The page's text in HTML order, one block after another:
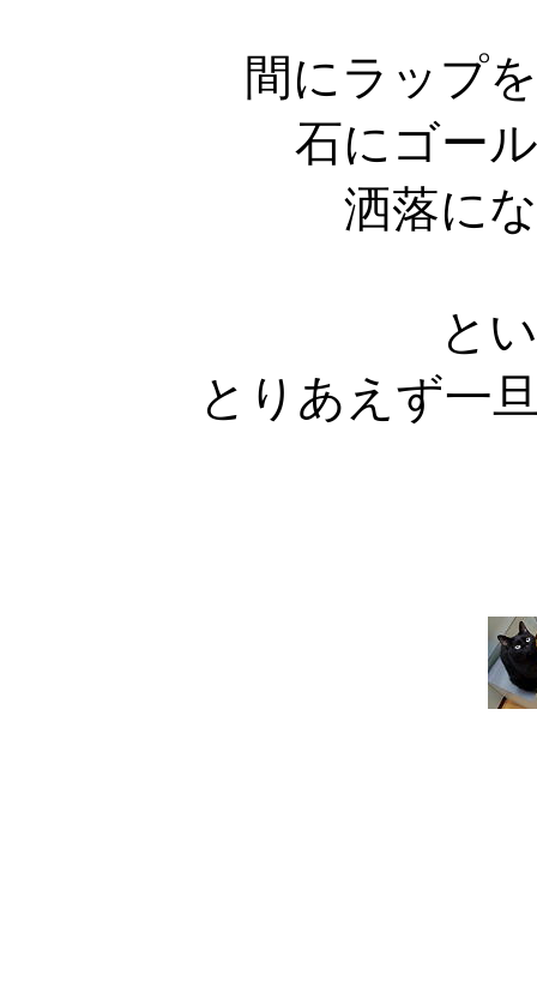
間にラップ
石にゴー
洒落に
と
とりあえず一